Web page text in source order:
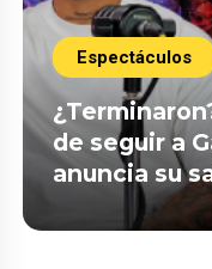
Espectáculos
de seguir a
anuncia su